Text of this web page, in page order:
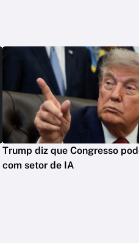
Trump diz que Congresso
com setor de IA